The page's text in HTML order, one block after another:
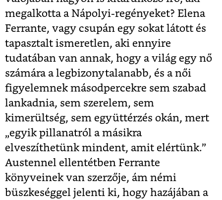
megalkotta a Nápolyi-regényeket? Elena
Ferrante, vagy csupán egy sokat látott és
tapasztalt ismeretlen, aki ennyire
tudatában van annak, hogy a világ egy nő
számára a legbizonytalanabb, és a női
figyelemnek másodpercekre sem szabad
lankadnia, sem szerelem, sem
kimerültség, sem együttérzés okán, mert
„egyik pillanatról a másikra
elveszíthetünk mindent, amit elértünk.”
Austennel ellentétben Ferrante
könyveinek van szerzője, ám némi
büszkeséggel jelenti ki, hogy hazájában a